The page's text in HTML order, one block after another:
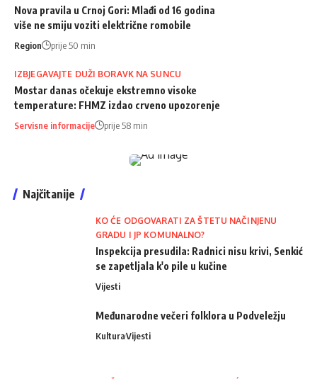
Nova pravila u Crnoj Gori: Mlađi od 16 godina
više ne smiju voziti električne romobile
Region prije 50 min
IZBJEGAVAJTE DUŽI BORAVK NA SUNCU
Mostar danas očekuje ekstremno visoke
temperature: FHMZ izdao crveno upozorenje
Servisne informacije prije 58 min
Najčitanije
KO ĆE ODGOVARATI ZA ŠTETU NAČINJENU
GRADU I JP KOMUNALNO?
Inspekcija presudila: Radnici nisu krivi, Senkić
se zapetljala k'o pile u kučine
Vijesti
Međunarodne večeri folklora u Podveležju
KulturaVijesti